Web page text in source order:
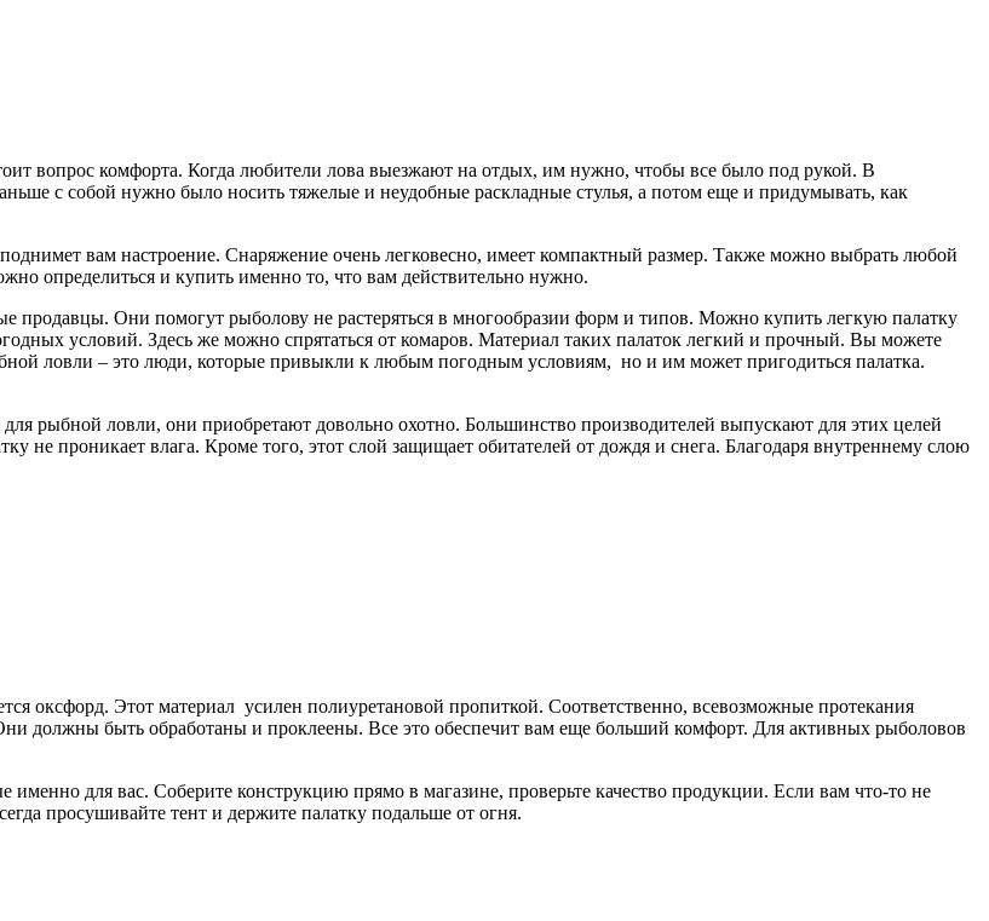
вопрос комфорта. Когда любители лова выезжают на отдых, им нужно, чтобы все было под рукой. В
с собой нужно было носить тяжелые и неудобные раскладные стулья, а потом еще и придумывать, как
вам настроение. Снаряжение очень легковесно, имеет компактный размер. Также можно выбрать любой
определиться и купить именно то, что вам действительно нужно.
продавцы. Они помогут рыболову не растеряться в многообразии форм и типов. Можно купить легкую палатку
условий. Здесь же можно спрятаться от комаров. Материал таких палаток легкий и прочный. Вы можете
ловли – это люди, которые привыкли к любым погодным условиям, но и им может пригодиться палатка.
рыбной ловли, они приобретают довольно охотно. Большинство производителей выпускают для этих целей
не проникает влага. Кроме того, этот слой защищает обитателей от дождя и снега. Благодаря внутреннему слою
оксфорд. Этот материал усилен полиуретановой пропиткой. Соответственно, всевозможные протекания
должны быть обработаны и проклеены. Все это обеспечит вам еще больший комфорт. Для активных рыболовов
именно для вас. Соберите конструкцию прямо в магазине, проверьте качество продукции. Если вам что-то не
просушивайте тент и держите палатку подальше от огня.